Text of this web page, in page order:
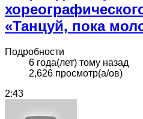
«Танцуй, пока
Подробности
6 года(лет) тому назад
2,626 просмотр(а/ов)
2:43